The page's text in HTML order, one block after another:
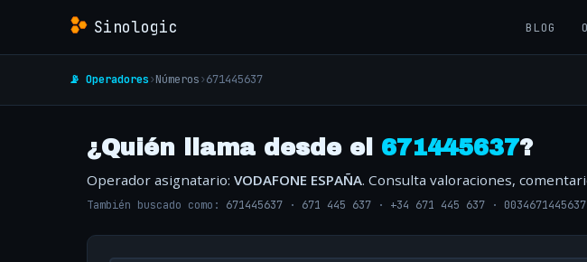
Sinologic BLOG
📡 Operadores›Números›671445637
¿Quién llama desde el 671445637?
Operador asignatario: VODAFONE ESPAÑA. Consulta valoraciones,
También buscado como: 671445637 · 671 445 637 · +34 671 445 637 · 0034671445637